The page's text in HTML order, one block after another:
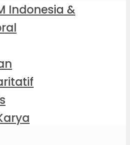
Indonesia &